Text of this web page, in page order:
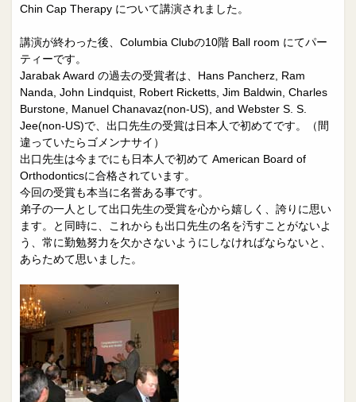
Chin Cap Therapy について講演されました。
講演が終わった後、Columbia Clubの10階 Ball room にてパー
ティーです。
Jarabak Award の過去の受賞者は、Hans Pancherz, Ram
Nanda, John Lindquist, Robert Ricketts, Jim Baldwin, Charles
Burstone, Manuel Chanavaz(non-US), and Webster S. S.
Jee(non-US)で、出口先生の受賞は日本人で初めてです。（間
違っていたらゴメンナサイ）
出口先生は今までにも日本人で初めて American Board of
Orthodonticsに合格されています。
今回の受賞も本当に名誉ある事です。
弟子の一人として出口先生の受賞を心から嬉しく、誇りに思い
ます。と同時に、これからも出口先生の名を汚すことがないよ
う、常に勤勉努力を欠かさないようにしなければならないと、
あらためて思いました。